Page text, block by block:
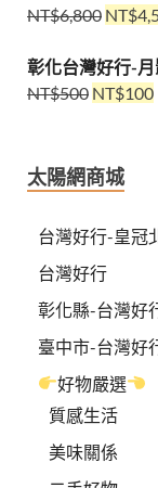
NT$6,800 NT$
彰化台灣好行-
NT$500 NT$100
太陽網商城
台灣好行-皇冠
台灣好行
彰化縣-台灣好
臺中市-台灣好
好物嚴選
質感生活
美味關係